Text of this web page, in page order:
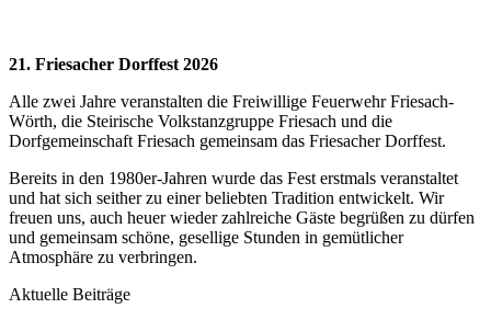
21. Friesacher Dorffest 2026
Alle zwei Jahre veranstalten die Freiwillige Feuerwehr Friesach-
Wörth, die Steirische Volkstanzgruppe Friesach und die
Dorfgemeinschaft Friesach gemeinsam das Friesacher Dorffest.
Bereits in den 1980er-Jahren wurde das Fest erstmals veranstaltet
und hat sich seither zu einer beliebten Tradition entwickelt. Wir
freuen uns, auch heuer wieder zahlreiche Gäste begrüßen zu dürfen
und gemeinsam schöne, gesellige Stunden in gemütlicher
Atmosphäre zu verbringen.
Aktuelle Beiträge